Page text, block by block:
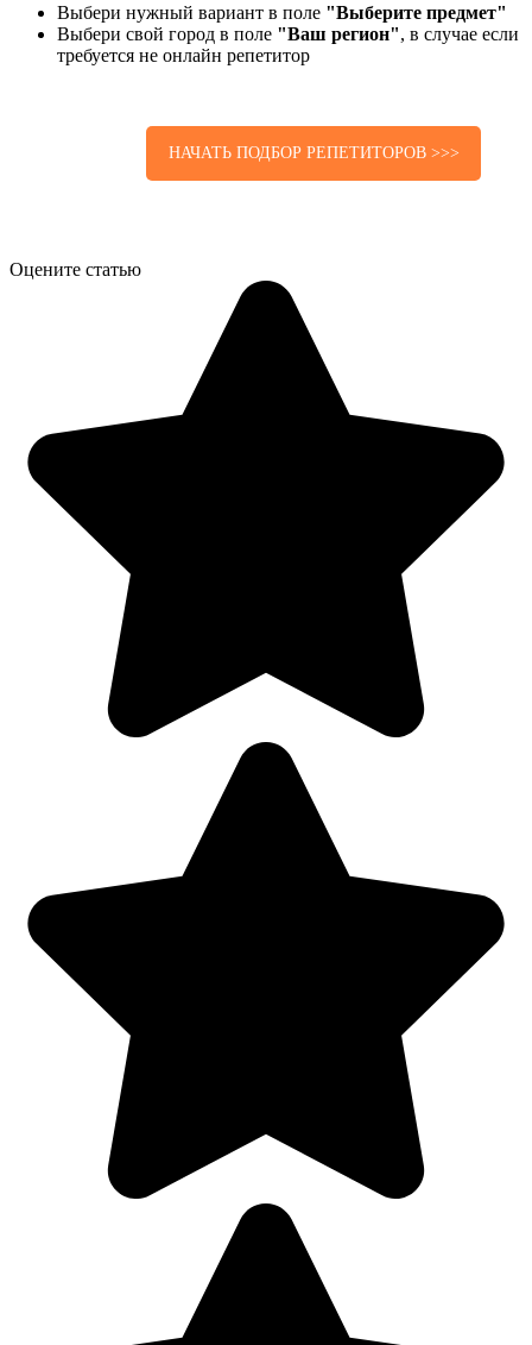
Выбери нужный вариант в поле "Выберите предмет"
Выбери свой город в поле "Ваш регион", в случае если
требуется не онлайн репетитор
НАЧАТЬ ПОДБОР РЕПЕТИТОРОВ >>>
Оцените статью